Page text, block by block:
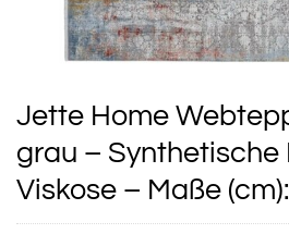
Jette Home
grau – Synthetische
Viskose – Maße